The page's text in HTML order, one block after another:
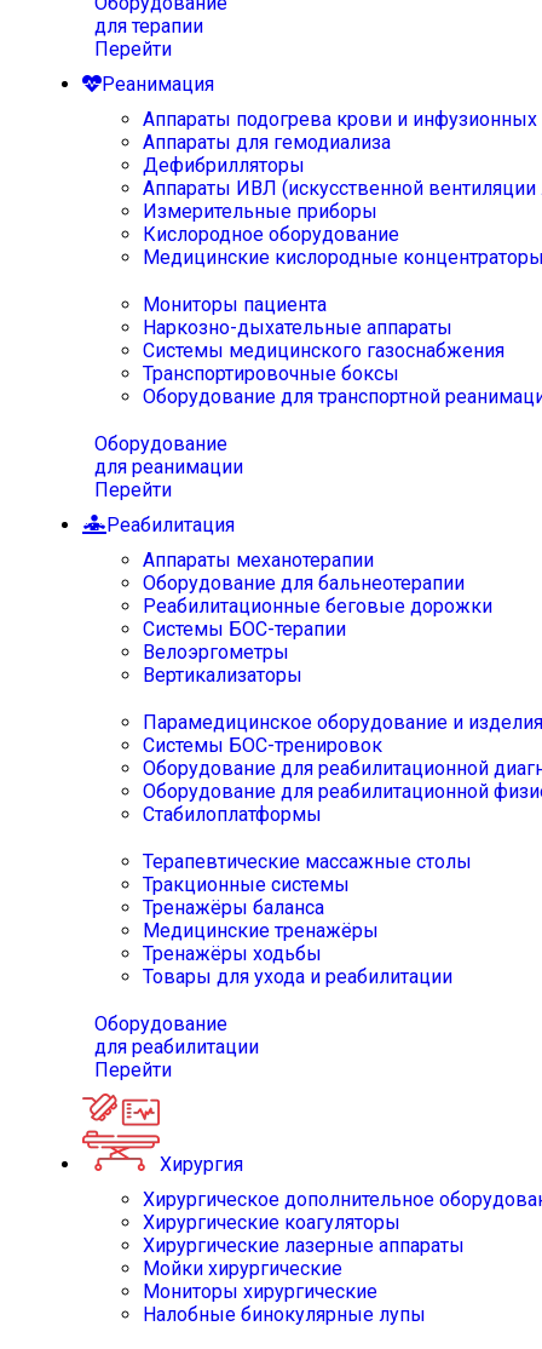
для терапии
Перейти
Реанимация
Аппараты подогрева крови и инфузионных
Аппараты для гемодиализа
Дефибрилляторы
Аппараты ИВЛ (искусственной вентиляции
Измерительные приборы
Кислородное оборудование
Медицинские кислородные
Мониторы пациента
Наркозно-дыхательные аппараты
Системы медицинского газоснабжения
Транспортировочные боксы
Оборудование для транспортной
Оборудование
для реанимации
Перейти
Реабилитация
Аппараты механотерапии
Оборудование для бальнеотерапии
Реабилитационные беговые дорожки
Системы БОС-терапии
Велоэргометры
Вертикализаторы
Парамедицинское оборудование и изделия
Системы БОС-тренировок
Оборудование для реабилитационной
Оборудование для реабилитационной
Стабилоплатформы
Терапевтические массажные столы
Тракционные системы
Тренажёры баланса
Медицинские тренажёры
Тренажёры ходьбы
Товары для ухода и реабилитации
Оборудование
для реабилитации
Перейти
Хирургия
Хирургическое дополнительное
Хирургические коагуляторы
Хирургические лазерные аппараты
Мойки хирургические
Мониторы хирургические
Налобные бинокулярные лупы